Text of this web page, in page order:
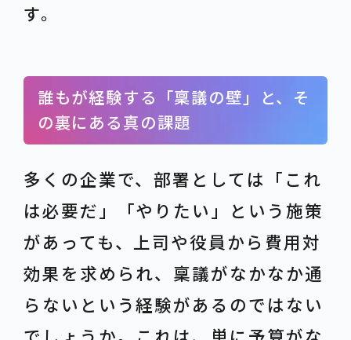
す。
誰もが経験する「稟議の壁」と、そ
の裏にある真の課題
多くの企業で、部署としては「これ
は必要だ」「やりたい」という施策
があっても、上司や役員から費用対
効果を求められ、稟議がなかなか通
らないという経験があるのではない